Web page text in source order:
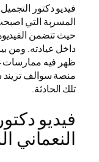
فيديو دكتور
المسربة التي
حيث تتضمن
داخل عيادته. ومن
ظهر فيه ممارسات
منصة سوالف
تلك الحادثة.
فيديو
النعماني